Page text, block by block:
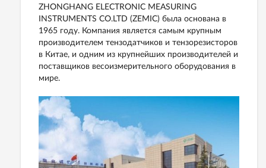
ZHONGHANG ELECTRONIC MEASURING
INSTRUMENTS CO.LTD (ZEMIC) была основана в
1965 году. Компания является самым крупным
производителем тензодатчиков и тензорезисторов
в Китае, и одним из крупнейших производителей и
поставщиков весоизмерительного оборудования в
мире.